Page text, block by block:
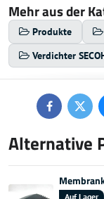
Mehr aus der
Produkte
Verdichter
Facebook
Alternative
Auf Lager